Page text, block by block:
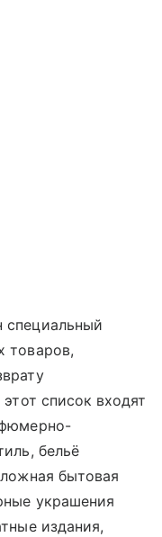
специальный
товаров,
список входят
бельё
бытовая
украшения
издания,